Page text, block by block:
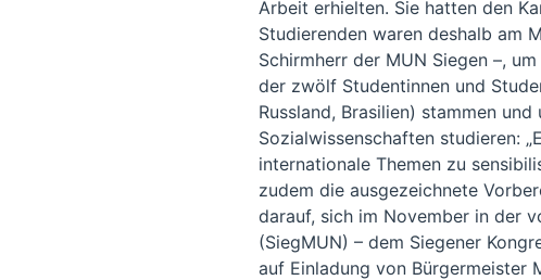
Arbeit erhielten. Sie hatten den
Studierenden waren deshalb am
Schirmherr der MUN Siegen –,
der zwölf Studentinnen und
Russland, Brasilien) stammen
Sozialwissenschaften studieren:
internationale Themen zu
zudem die ausgezeichnete
darauf, sich im November in der
(SiegMUN) – dem Siegener
auf Einladung von Bürgermeister